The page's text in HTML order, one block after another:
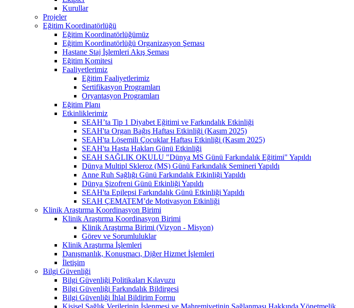
Kurullar
Projeler
Eğitim Koordinatörlüğü
Eğitim Koordinatörlüğümüz
Eğitim Koordinatörlüğü Organizasyon Şeması
Hastane Staj İşlemleri Akış Şeması
Eğitim Komitesi
Faaliyetlerimiz
Eğitim Faaliyetlerimiz
Sertifikasyon Programları
Oryantasyon Programları
Eğitim Planı
Etkinliklerimiz
SEAH’ta Tip 1 Diyabet Eğitimi ve Farkındalık Etkinliği
SEAH'ta Organ Bağış Haftası Etkinliği (Kasım 2025)
SEAH'ta Lösemili Çocuklar Haftası Etkinliği (Kasım 2025)
SEAH'ta Hasta Hakları Günü Etkinliği
SEAH SAĞLIK OKULU "Dünya MS Günü Farkındalık Eğitimi" Yapıldı
Dünya Multipl Skleroz (MS) Günü Farkındalık Semineri Yapıldı
Anne Ruh Sağlığı Günü Farkındalık Etkinliği Yapıldı
Dünya Şizofreni Günü Etkinliği Yapıldı
SEAH'ta Epilepsi Farkındalık Günü Etkinliği Yapıldı
SEAH ÇEMATEM’de Motivasyon Etkinliği
Klinik Araştırma Koordinasyon Birimi
Klinik Araştırma Koordinasyon Birimi
Klinik Araştırma Birimi (Vizyon - Misyon)
Görev ve Sorumluluklar
Klinik Araştırma İşlemleri
Danışmanlık, Konuşmacı, Diğer Hizmet İşlemleri
İletişim
Bilgi Güvenliği
Bilgi Güvenliği Politikaları Kılavuzu
Bilgi Güvenliği Farkındalık Bildirgesi
Bilgi Güvenliği İhlal Bildirim Formu
Kişisel Sağlık Verilerinin İşlenmesi ve Mahremiyetinin Sağlanması Hakkında Yönetmelik